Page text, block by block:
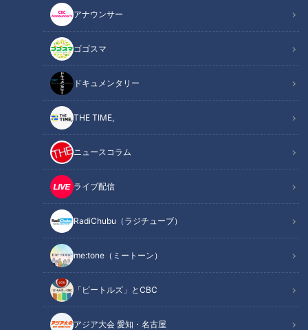
アナウンサー
ゴゴスマ
ドキュメンタリー
THE TIME,
ニュースコラム
ライブ配信
RadiChubu（ラジチューブ）
me:tone（ミートーン）
「ビートルズ」とCBC
アジア大会 愛知・名古屋
イスでバリエーション！『腕立て伏せ』は体力で使い分け
イスを使って、片方ずつのスクワット
気になるぽっこりお腹も解消！？
オススメ関連コンテンツ
人気プロレスラー“棚橋弘至”直伝！『イスを使っ
たエクササイズ』